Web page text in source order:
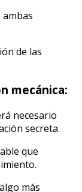
ambas
de las
mecánica:
necesario
secreta.
que
más